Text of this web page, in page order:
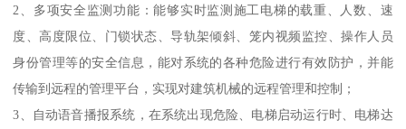
2、多项安全监测功能：能够实时监测施工电梯的载重、人数、速
度、高度限位、门锁状态、导轨架倾斜、笼内视频监控、操作人员
身份管理等的安全信息，能对系统的各种危险进行有效防护，并能
传输到远程的管理平台，实现对建筑机械的远程管理和控制；
3、自动语音播报系统，在系统出现危险、电梯启动运行时、电梯达